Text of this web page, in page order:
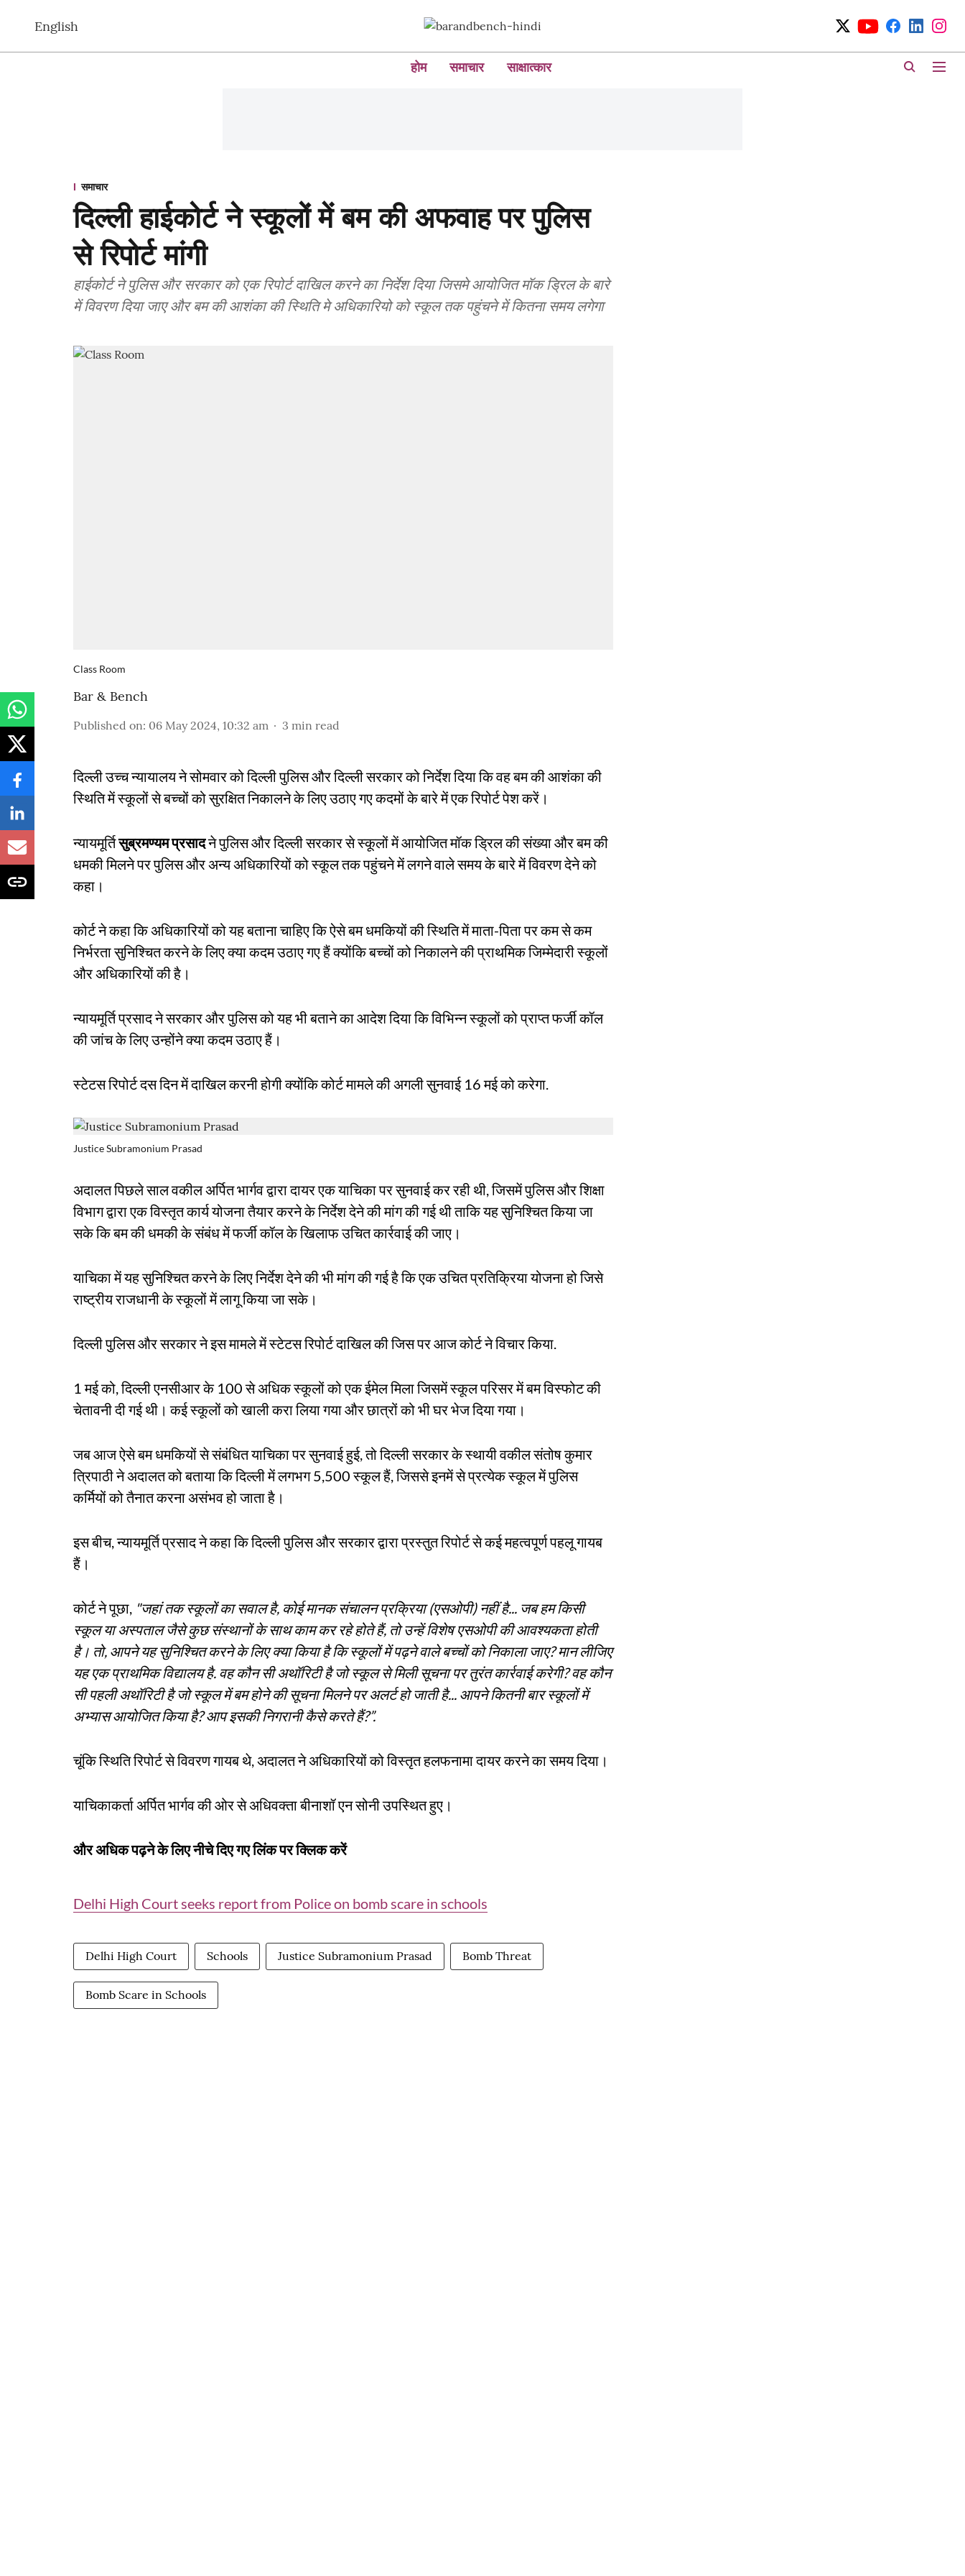
English
होम समाचार साक्षात्कार
समाचार
दिल्ली हाईकोर्ट ने स्कूलों में बम की अफवाह पर पुलिस
से रिपोर्ट मांगी
हाईकोर्ट ने पुलिस और सरकार को एक रिपोर्ट दाखिल करने का निर्देश दिया जिसमे आयोजित मॉक ड्रिल के बारे
में विवरण दिया जाए और बम की आशंका की स्थिति मे अधिकारियो को स्कूल तक पहुंचने में कितना समय लगेगा
Class Room
Bar & Bench
Published on: 06 May 2024, 10:32 am 3 min read
दिल्ली उच्च न्यायालय ने सोमवार को दिल्ली पुलिस और दिल्ली सरकार को निर्देश दिया कि वह बम की आशंका की
स्थिति में स्कूलों से बच्चों को सुरक्षित निकालने के लिए उठाए गए कदमों के बारे में एक रिपोर्ट पेश करें।
न्यायमूर्तिसुब्रमण्यम प्रसादने पुलिस और दिल्ली सरकार से स्कूलों में आयोजित मॉक ड्रिल की संख्या और बम की
धमकी मिलने पर पुलिस और अन्य अधिकारियों को स्कूल तक पहुंचने में लगने वाले समय के बारे में विवरण देने को
कहा।
कोर्ट ने कहा कि अधिकारियों को यह बताना चाहिए कि ऐसे बम धमकियों की स्थिति में माता-पिता पर कम से कम
निर्भरता सुनिश्चित करने के लिए क्या कदम उठाए गए हैं क्योंकि बच्चों को निकालने की प्राथमिक जिम्मेदारी स्कूलों
और अधिकारियों की है।
न्यायमूर्ति प्रसाद ने सरकार और पुलिस को यह भी बताने का आदेश दिया कि विभिन्न स्कूलों को प्राप्त फर्जी कॉल
की जांच के लिए उन्होंने क्या कदम उठाए हैं।
स्टेटस रिपोर्ट दस दिन में दाखिल करनी होगी क्योंकि कोर्ट मामले की अगली सुनवाई 16 मई को करेगा.
Justice Subramonium Prasad
अदालत पिछले साल वकील अर्पित भार्गव द्वारा दायर एक याचिका पर सुनवाई कर रही थी, जिसमें पुलिस और शिक्षा
विभाग द्वारा एक विस्तृत कार्य योजना तैयार करने के निर्देश देने की मांग की गई थी ताकि यह सुनिश्चित किया जा
सके कि बम की धमकी के संबंध में फर्जी कॉल के खिलाफ उचित कार्रवाई की जाए।
याचिका में यह सुनिश्चित करने के लिए निर्देश देने की भी मांग की गई है कि एक उचित प्रतिक्रिया योजना हो जिसे
राष्ट्रीय राजधानी के स्कूलों में लागू किया जा सके।
दिल्ली पुलिस और सरकार ने इस मामले में स्टेटस रिपोर्ट दाखिल की जिस पर आज कोर्ट ने विचार किया.
1 मई को, दिल्ली एनसीआर के 100 से अधिक स्कूलों को एक ईमेल मिला जिसमें स्कूल परिसर में बम विस्फोट की
चेतावनी दी गई थी। कई स्कूलों को खाली करा लिया गया और छात्रों को भी घर भेज दिया गया।
जब आज ऐसे बम धमकियों से संबंधित याचिका पर सुनवाई हुई, तो दिल्ली सरकार के स्थायी वकील संतोष कुमार
त्रिपाठी ने अदालत को बताया कि दिल्ली में लगभग 5,500 स्कूल हैं, जिससे इनमें से प्रत्येक स्कूल में पुलिस
कर्मियों को तैनात करना असंभव हो जाता है।
इस बीच, न्यायमूर्ति प्रसाद ने कहा कि दिल्ली पुलिस और सरकार द्वारा प्रस्तुत रिपोर्ट से कई महत्वपूर्ण पहलू गायब
हैं।
कोर्ट ने पूछा, "जहां तक स्कूलों का सवाल है, कोई मानक संचालन प्रक्रिया (एसओपी) नहीं है... जब हम किसी
स्कूल या अस्पताल जैसे कुछ संस्थानों के साथ काम कर रहे होते हैं, तो उन्हें विशेष एसओपी की आवश्यकता होती
है। तो, आपने यह सुनिश्चित करने के लिए क्या किया है कि स्कूलों में पढ़ने वाले बच्चों को निकाला जाए? मान लीजिए
यह एक प्राथमिक विद्यालय है. वह कौन सी अथॉरिटी है जो स्कूल से मिली सूचना पर तुरंत कार्रवाई करेगी? वह कौन
सी पहली अथॉरिटी है जो स्कूल में बम होने की सूचना मिलने पर अलर्ट हो जाती है... आपने कितनी बार स्कूलों में
अभ्यास आयोजित किया है? आप इसकी निगरानी कैसे करते हैं?”.
चूंकि स्थिति रिपोर्ट से विवरण गायब थे, अदालत ने अधिकारियों को विस्तृत हलफनामा दायर करने का समय दिया।
याचिकाकर्ता अर्पित भार्गव की ओर से अधिवक्ता बीनाशॉ एन सोनी उपस्थित हुए।
और अधिक पढ़ने के लिए नीचे दिए गए लिंक पर क्लिक करें
Delhi High Court seeks report from Police on bomb scare in schools
Delhi High Court Schools Justice Subramonium Prasad Bomb Threat
Bomb Scare in Schools